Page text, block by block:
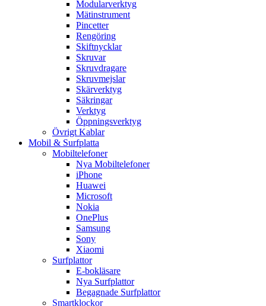
Modularverktyg
Mätinstrument
Pincetter
Rengöring
Skiftnycklar
Skruvar
Skruvdragare
Skruvmejslar
Skärverktyg
Säkringar
Verktyg
Öppningsverktyg
Övrigt Kablar
Mobil & Surfplatta
Mobiltelefoner
Nya Mobiltelefoner
iPhone
Huawei
Microsoft
Nokia
OnePlus
Samsung
Sony
Xiaomi
Surfplattor
E-bokläsare
Nya Surfplattor
Begagnade Surfplattor
Smartklockor